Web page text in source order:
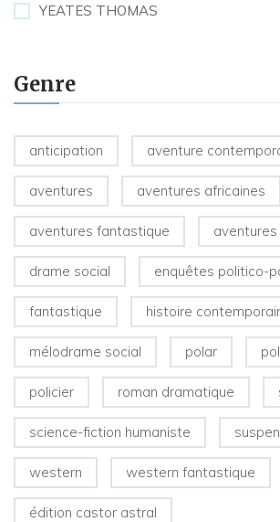
YEATES THOMAS
Genre
anticipation aventure
aventures aventures africaines
aventures fantastique
drame social enquêtes politico-
fantastique histoire
mélodrame social polar
policier roman dramatique
science-fiction humaniste
western western fantastique
édition castor astral